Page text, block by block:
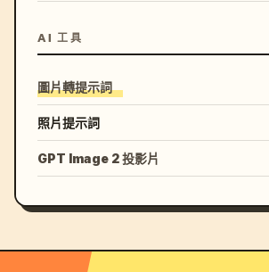
AI 工具
圖片轉提示詞
照片提示詞
GPT Image 2 投影片